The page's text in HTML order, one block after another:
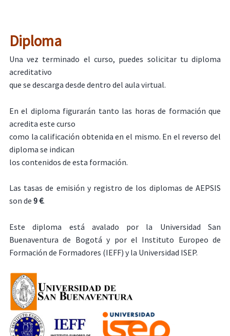
Diploma
Una vez terminado el curso, puedes solicitar tu diploma
acreditativo
que se descarga desde dentro del aula virtual.
En el diploma figurarán tanto las horas de formación que
acredita este curso
como la calificación obtenida en el mismo. En el reverso del
diploma se indican
los contenidos de esta formación.
Las tasas de emisión y registro de los diplomas de AEPSIS
son de 9 €.
Este diploma está avalado por la Universidad San
Buenaventura de Bogotá y por el Instituto Europeo de
Formación de Formadores (IEFF) y la Universidad ISEP.